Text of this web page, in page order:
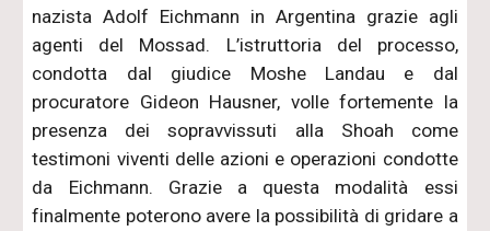
nazista Adolf Eichmann in Argentina grazie agli
agenti del Mossad. L’istruttoria del processo,
condotta dal giudice Moshe Landau e dal
procuratore Gideon Hausner, volle fortemente la
presenza dei sopravvissuti alla Shoah come
testimoni viventi delle azioni e operazioni condotte
da Eichmann. Grazie a questa modalità essi
finalmente poterono avere la possibilità di gridare a